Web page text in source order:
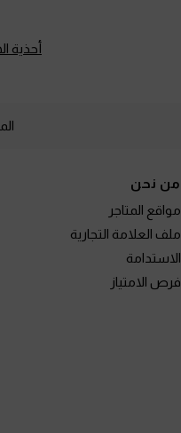
أحذية
من نحن
مواقع المتاجر
ملف العلامة التجارية
الاستدامة
فرص الامتياز